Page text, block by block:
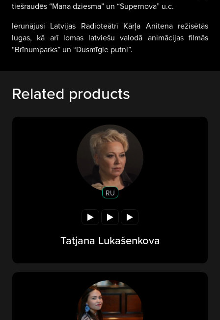
tiešraudēs “Mana dziesma” un “Supernova” u.c.
Ierunājusi Latvijas Radioteātrī Kārļa Anitena režisētās
lugas, kā arī lomas latviešu valodā animācijas filmās
“Brīnumparks” un “Dusmīgie putni”.
Related products
RU
Tatjana Lukašenkova